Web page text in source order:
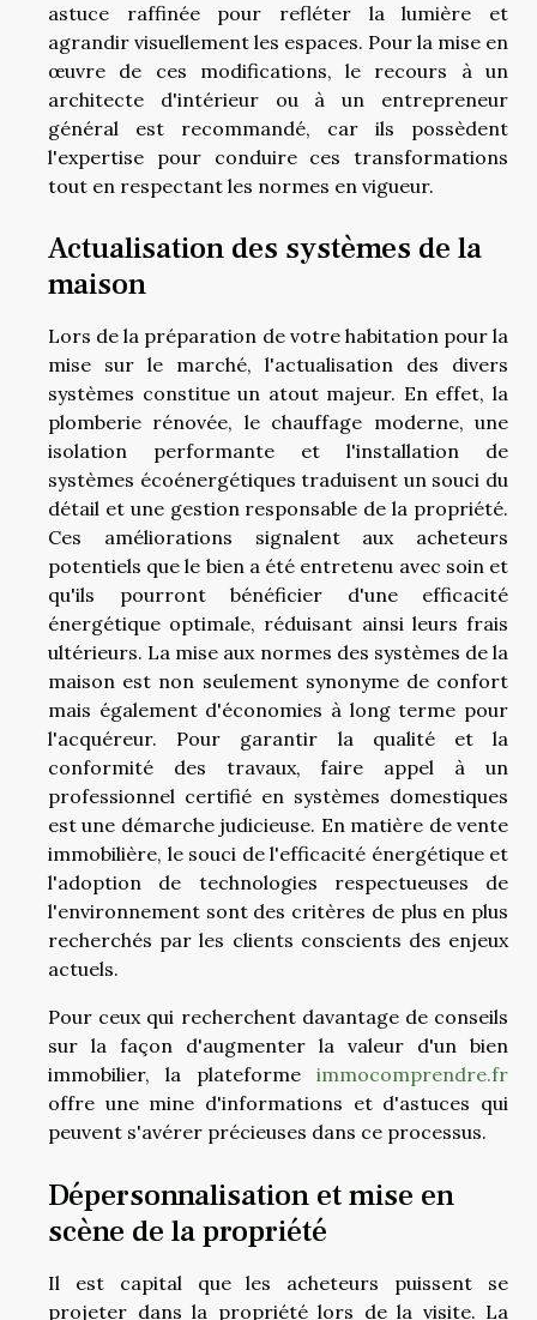
astuce raffinée pour refléter la lumière et
agrandir visuellement les espaces. Pour la mise en
œuvre de ces modifications, le recours à un
architecte d'intérieur ou à un entrepreneur
général est recommandé, car ils possèdent
l'expertise pour conduire ces transformations
tout en respectant les normes en vigueur.
Actualisation des systèmes de la
maison
Lors de la préparation de votre habitation pour la
mise sur le marché, l'actualisation des divers
systèmes constitue un atout majeur. En effet, la
plomberie rénovée, le chauffage moderne, une
isolation performante et l'installation de
systèmes écoénergétiques traduisent un souci du
détail et une gestion responsable de la propriété.
Ces améliorations signalent aux acheteurs
potentiels que le bien a été entretenu avec soin et
qu'ils pourront bénéficier d'une efficacité
énergétique optimale, réduisant ainsi leurs frais
ultérieurs. La mise aux normes des systèmes de la
maison est non seulement synonyme de confort
mais également d'économies à long terme pour
l'acquéreur. Pour garantir la qualité et la
conformité des travaux, faire appel à un
professionnel certifié en systèmes domestiques
est une démarche judicieuse. En matière de vente
immobilière, le souci de l'efficacité énergétique et
l'adoption de technologies respectueuses de
l'environnement sont des critères de plus en plus
recherchés par les clients conscients des enjeux
actuels.
Pour ceux qui recherchent davantage de conseils
sur la façon d'augmenter la valeur d'un bien
immobilier, la plateforme immocomprendre.fr
offre une mine d'informations et d'astuces qui
peuvent s'avérer précieuses dans ce processus.
Dépersonnalisation et mise en
scène de la propriété
Il est capital que les acheteurs puissent se
projeter dans la propriété lors de la visite. La